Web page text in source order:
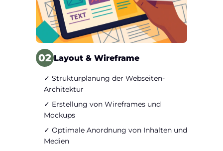
02 Layout & Wireframe
✓ Strukturplanung der Webseiten-
Architektur
✓ Erstellung von Wireframes und
Mockups
✓ Optimale Anordnung von Inhalten und
Medien